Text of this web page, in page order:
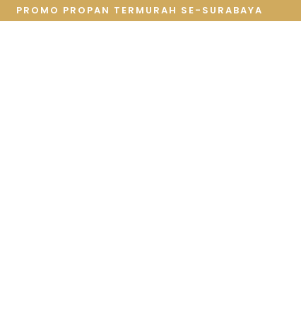
PROMO PROPAN TERMURAH SE-SURABAYA